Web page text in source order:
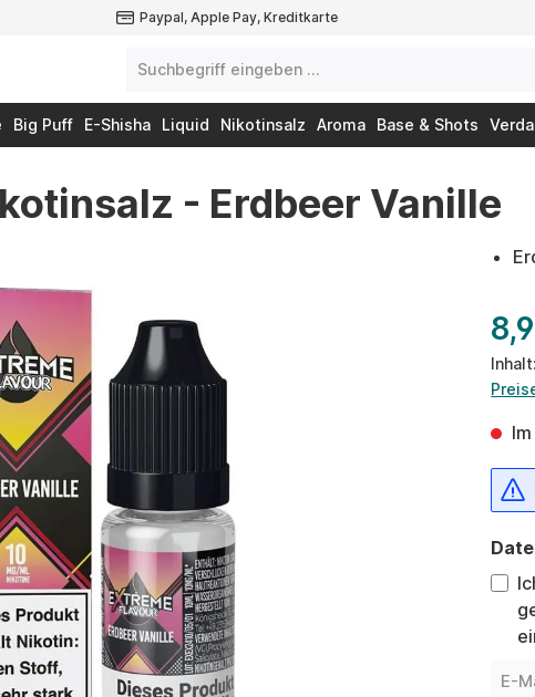
Paypal, Apple Pay, Kreditkarte
Big Puff E-Shisha Liquid Nikotinsalz Aroma Base & Shots
- Erdbeer Vanille
Inhalt: